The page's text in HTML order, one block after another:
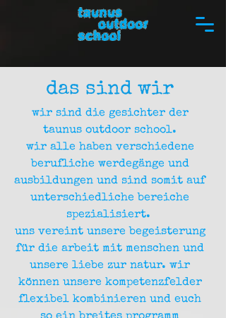
das sind wir
wir sind die gesichter der
taunus outdoor school.
wir alle haben verschiedene
berufliche werdegänge und
ausbildungen und sind somit auf
unterschiedliche bereiche
spezialisiert.
uns vereint unsere begeisterung
für die arbeit mit menschen und
unsere liebe zur natur. wir
können unsere kompetenzfelder
flexibel kombinieren und euch